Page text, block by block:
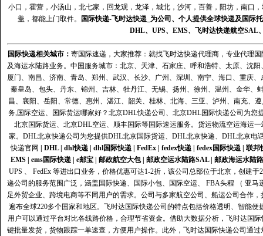
小口，霍营，小汤山，北七家，回龙观，龙泽，城北，沙河，百善，阳坊，南口
盖，都能上门取件。
国际快递-飞时达快递_为公司、个人提供全球快递及国际
DHL、 UPS、 EMS、 飞时达快递航空SAL
国际快递相关城市： 寄国际速递，大家推荐：就找飞时达快递代理商，专业代理
及海运水陆路业务。中国服务城市：北京、天津、石家庄、呼和浩特、太原、沈
厦门、南昌、济南、青岛、郑州、武汉、长沙、广州、深圳、南宁、海口、重庆
秦皇岛、包头、丹东、锦州、吉林、牡丹江、无锡、扬州、徐州、温州、金华
昌、襄阳、岳阳、常德、惠州、湛江、韶关、桂林、北海、三亚、泸州、南充、
务,国际空运、国际货运哪家好？北京DHL快递公司、北京DHL国际快递公司为
北京国际货运、北京DHL空运、顺丰国际等国际速运服务。货运物流空运海运
家。DHL北京快递公司为您提供DHL北京国际货运、DHL北京快递、DHL北京电
快递官网
DHL| dhl快递| dhl国际快递| FedEx| fedex快递| fedex国际快递| 联邦
EMS| ems国际快递| e邮宝| 邮政航空大包| 邮政空运水陆路SAL| 邮政海运水陆路
UPS 、 FedEx 等进出口业务，价格优惠可达1-2折，该公司总部位于北京，创建
递公司的服务范围广泛，涵盖国际快递、国际小包、国际空运、 FBA头程 （ 亚
足外贸企业、跨境电商等不同用户的需求。公司与多家航空公司、船运公司合作
遍布全球220多个国家和地区。飞时达国际快递公司的特点包括价格透明、智能
用户可以通过平台对比各线路价格，合理节省资金。借助大数据分析，飞时达国
键批量发货，货物跟踪一单速查，方便用户操作。此外，飞时达国际快递公司通